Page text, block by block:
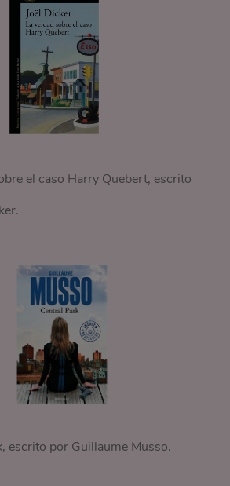
el caso Harry Quebert, escrito
escrito por Guillaume Musso.